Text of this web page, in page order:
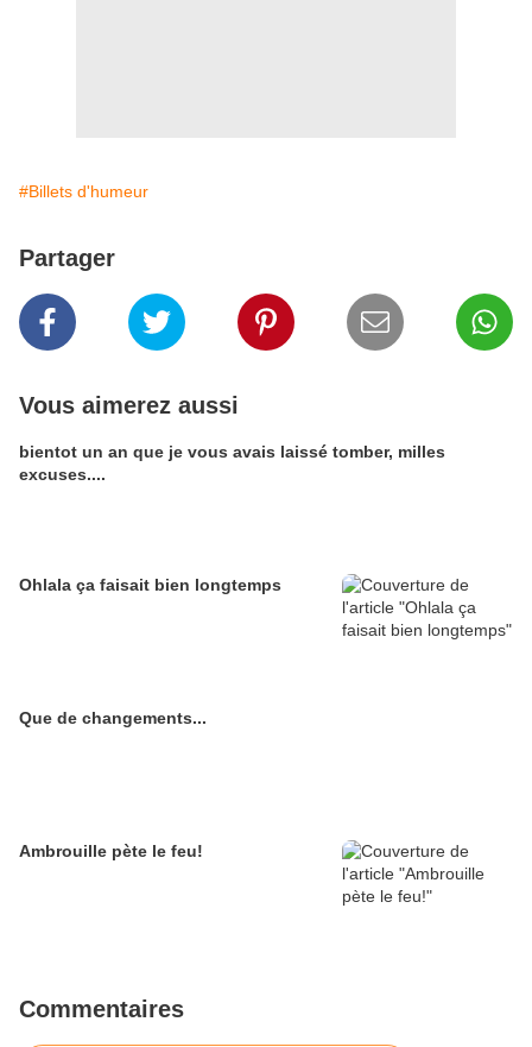
#Billets d'humeur
Partager
Vous aimerez aussi
bientot un an que je vous avais laissé tomber, milles
excuses....
Ohlala ça faisait bien longtemps
Que de changements...
Ambrouille pète le feu!
Commentaires